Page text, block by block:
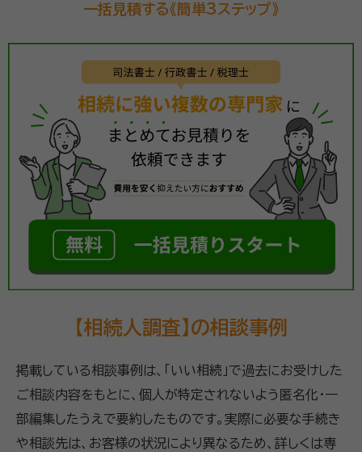
一括見積する《簡単3ステップ》
【相続人調査】の相談事例
掲載している相談事例は、「いい相続」で過去にお受けした
ご相談内容をもとに、個人が特定されないよう匿名化・一
部編集したうえで要約したものです。実際に必要な手続き
や相談先は、お客様の状況により異なるため、詳しくは専